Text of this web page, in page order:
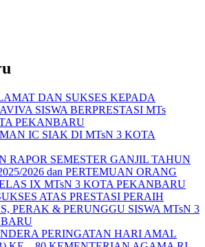
DAN SUKSES KEPADA
SISWA BERPRESTASI MTs
PEKANBARU
IC SIAK DI MTsN 3 KOTA
RAPOR SEMESTER GANJIL TAHUN
2026 dan PERTEMUAN ORANG
IX MTsN 3 KOTA PEKANBARU
ATAS PRESTASI PERAIH
PERAK & PERUNGGU SISWA MTsN 3
PERINGATAN HARI AMAL